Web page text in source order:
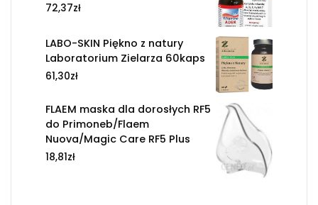
72,37zł
LABO-SKIN Piękno z natury
Laboratorium Zielarza 60kaps
61,30zł
FLAEM maska dla dorosłych RF5
do Primoneb/Flaem
Nuova/Magic Care RF5 Plus
18,81zł